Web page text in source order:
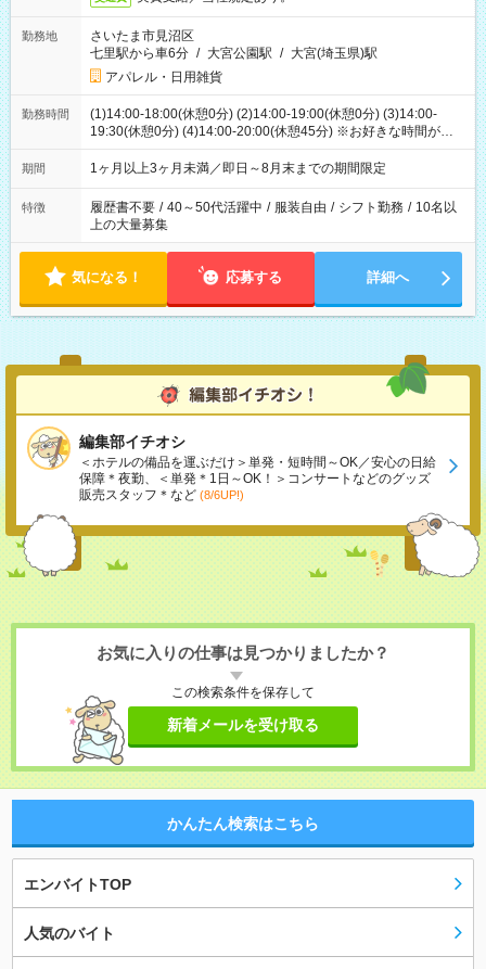
勤務地
さいたま市見沼区
七里駅から車6分 / 大宮公園駅 / 大宮(埼玉県)駅
アパレル・日用雑貨
勤務時間
(1)14:00-18:00(休憩0分) (2)14:00-19:00(休憩0分) (3)14:00-
19:30(休憩0分) (4)14:00-20:00(休憩45分) ※お好きな時間が選べ
ます
期間 1ヶ月以上3ヶ月未満／即日～8月末までの期間限定
特徴 履歴書不要 / 40～50代活躍中 / 服装自由 / シフト勤務 / 10名以
上の大量募集
気になる！ 応募する 詳細へ
編集部イチオシ
＜ホテルの備品を運ぶだけ＞単発・短時間～OK／安心の日給
保障＊夜勤、＜単発＊1日～OK！＞コンサートなどのグッズ
販売スタッフ＊など (8/6UP!)
お気に入りの仕事は見つかりましたか？
この検索条件を保存して
新着メールを受け取る
かんたん検索はこちら
エンバイトTOP
人気のバイト